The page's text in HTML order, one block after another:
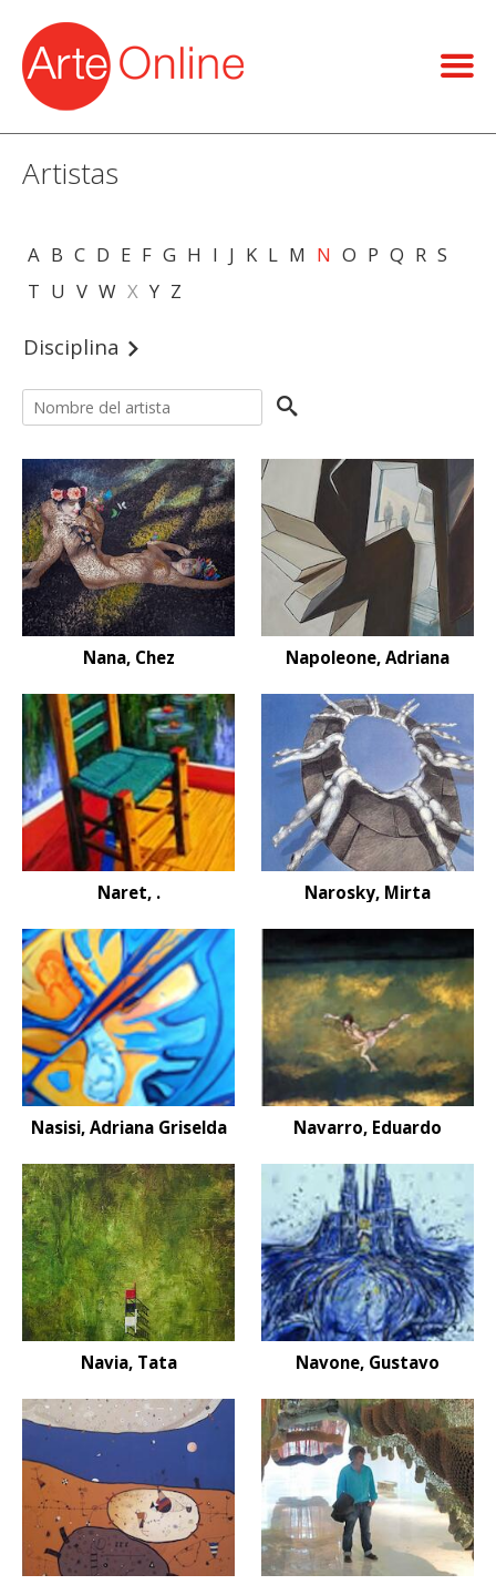
Artistas
A B C D E F G H I J K L M N O P Q R S
T U V W X Y Z
Disciplina
Nana, Chez Napoleone, Adriana
Naret, . Narosky, Mirta
Nasisi, Adriana Griselda Navarro, Eduardo
Navia, Tata Navone, Gustavo